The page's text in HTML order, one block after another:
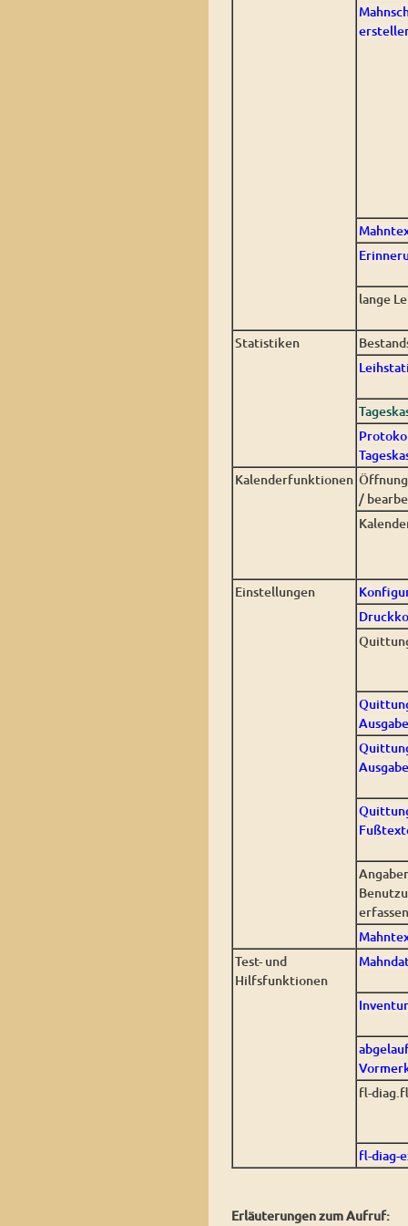
lange
Statistiken
Kalenderfunktionen
/
Einstellungen
Test- und
Hilfsfunktionen
Inventur
fl-
fl-diag-
Erläuterungen zum Aufruf: